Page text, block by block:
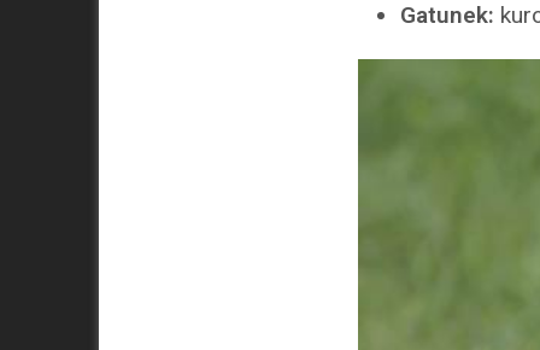
Gatunek: